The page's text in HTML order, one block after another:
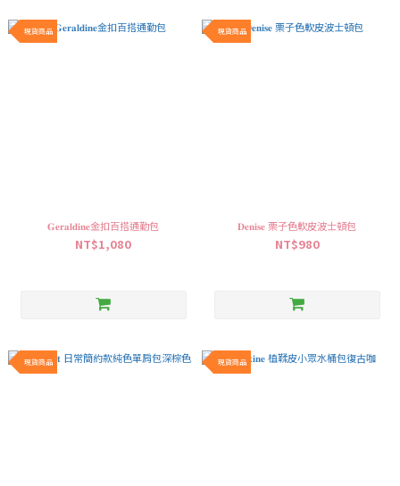
現貨商品
𝐆𝐞𝐫𝐚𝐥𝐝𝐢𝐧𝐞金扣百搭通勤包
NT$1,080
現貨商品
𝐃𝐞𝐧𝐢𝐬𝐞 栗子色軟皮波士頓包
NT$980
現貨商品 現貨商品